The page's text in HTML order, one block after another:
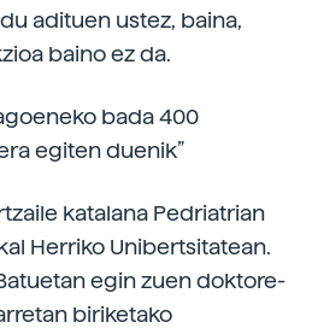
adituen ustez, baina,
baino ez da.
bada 400
egiten duenik”
katalana Pedriatrian
Herriko Unibertsitatean.
egin zuen doktore-
biriketako